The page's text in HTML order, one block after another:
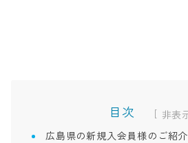
目次 [
広島県の新規入会員様のご紹介